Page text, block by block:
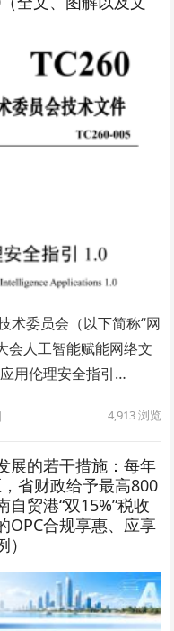
术委员会（以下简称“网
会人工智能赋能网络文
用伦理安全指引…
4,913浏览
展的若干措施：每年
省财政给予最高800
贸港“双15%”税收
OPC合规享惠、应享